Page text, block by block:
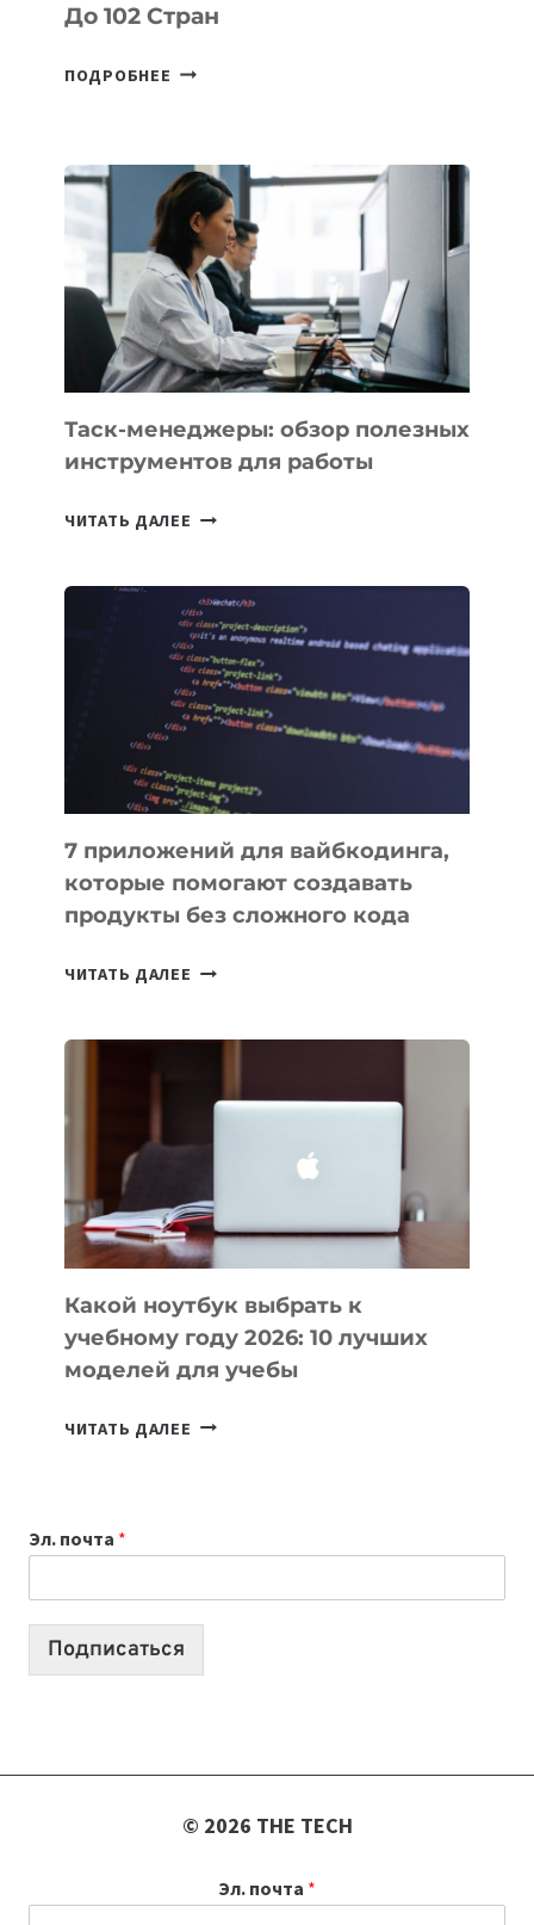
До 102 Стран
ПОДРОБНЕЕ ГЕОГРАФИЯ
PARK
UZBEKISTAN
РАСШИРИЛАСЬ
ДО
102
СТРАН
Таск-менеджеры: обзор полезных
инструментов для работы
ЧИТАТЬ ДАЛЕЕ ТАСК-
ПОЛЕЗНЫХ
ИНСТРУМЕНТОВ
ДЛЯ
РАБОТЫ
7 приложений для вайбкодинга,
которые помогают создавать
продукты без сложного кода
ЧИТАТЬ ДАЛЕЕ
СОЗДАВАТЬ
БЕЗ
СЛОЖНОГО
КОДА
Какой ноутбук выбрать к
учебному году 2026: 10 лучших
моделей для учебы
ЧИТАТЬ ДАЛЕЕ КАКОЙ
2026:
10
Эл. почта *
Подписаться
© 2026 THE TECH
Эл. почта *